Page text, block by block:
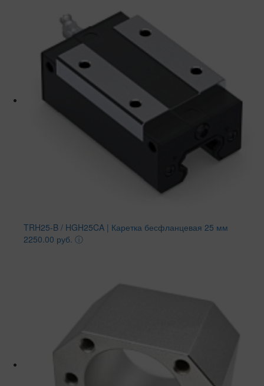
TRH25-B / HGH25CA | Каретка бесфланцевая 25 мм
2250.00 руб. ⓘ